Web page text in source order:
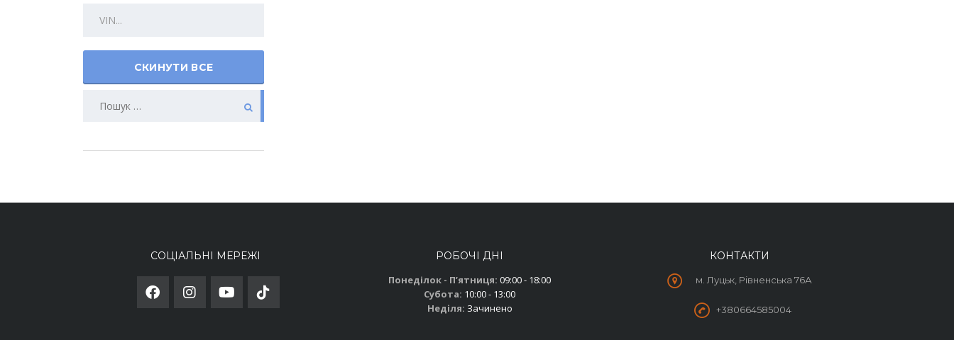
СКИНУТИ ВСЕ
СОЦІАЛЬНІ МЕРЕЖІ
РОБОЧІ ДНІ
Понеділок - Пʼятниця: 09:00 - 18:00
Субота: 10:00 - 13:00
Неділя: Зачинено
КОНТАКТИ
м. Луцьк, Рівненська 76А
+380664585004